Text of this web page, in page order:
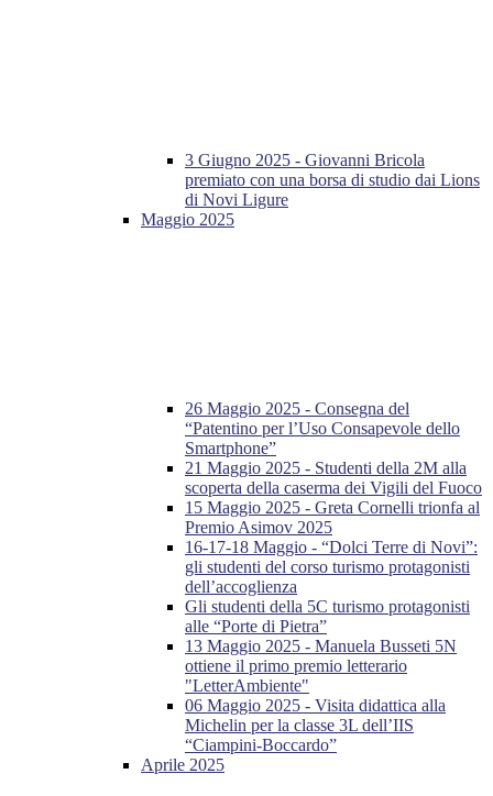
3 Giugno 2025 - Giovanni Bricola
premiato con una borsa di studio dai Lions
di Novi Ligure
Maggio 2025
26 Maggio 2025 - Consegna del
“Patentino per l’Uso Consapevole dello
Smartphone”
21 Maggio 2025 - Studenti della 2M alla
scoperta della caserma dei Vigili del Fuoco
15 Maggio 2025 - Greta Cornelli trionfa al
Premio Asimov 2025
16-17-18 Maggio - “Dolci Terre di Novi”:
gli studenti del corso turismo protagonisti
dell’accoglienza
Gli studenti della 5C turismo protagonisti
alle “Porte di Pietra”
13 Maggio 2025 - Manuela Busseti 5N
ottiene il primo premio letterario
"LetterAmbiente"
06 Maggio 2025 - Visita didattica alla
Michelin per la classe 3L dell’IIS
“Ciampini-Boccardo”
Aprile 2025